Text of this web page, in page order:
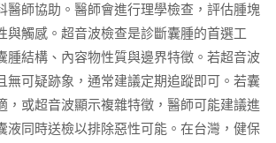
醫師協助。醫師會進行理學檢查，評估腫塊
與觸感。超音波檢查是診斷囊腫的首選工
腫結構、內容物性質與邊界特徵。若超音波
無可疑跡象，通常建議定期追蹤即可。若囊
，或超音波顯示複雜特徵，醫師可能建議進
液同時送檢以排除惡性可能。在台灣，健保